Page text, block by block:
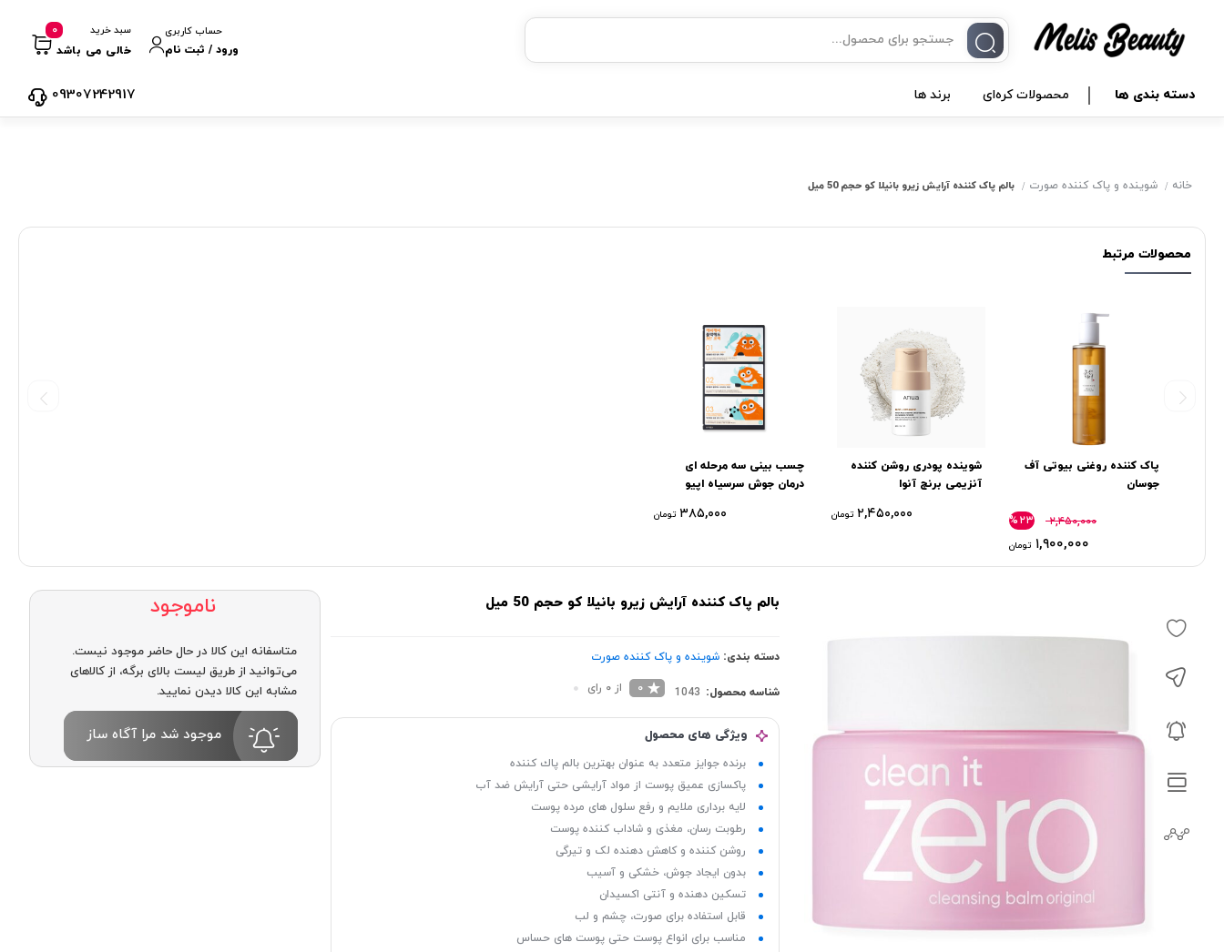
بدون ضامن، بدون سود
حساب کاربری
ورود / ثبت نام
سبد خرید
خالی می باشد
0
دسته بندی ها محصولات کره‌ای برند ها 09307242917
خانه شوینده و پاک‌ کننده صورت بالم پاک كننده آرایش زیرو بانیلا کو حجم 50 میل
محصولات مرتبط
پاک کننده روغنی بیوتی آف
جوسان
۲,۴۵۰,۰۰۰
۱,۹۰۰,۰۰۰ تومان
%۲۳
شوینده پودری روشن کننده
آنزیمی برنج آنوا
۲,۴۵۰,۰۰۰ تومان
چسب بینی سه مرحله ای
درمان جوش سرسیاه اپیو
۳۸۵,۰۰۰ تومان
بالم پاک كننده آرایش زیرو بانیلا کو حجم 50 میل
دسته بندی: شوینده و پاک‌ کننده صورت
شناسه محصول: 1043
0 از 0 رای
ویژگی های محصول
برنده جوايز متعدد به عنوان بهترين بالم پاك كننده
پاکسازی عمیق پوست از مواد آرایشی حتی آرایش ضد آب
لایه برداری ملایم و رفع سلول های مرده پوست
رطوبت رسان، مغذی و شاداب کننده پوست
روشن کننده و کاهش دهنده لک و تیرگی
بدون ایجاد جوش، خشکی و آسیب
تسکین دهنده و آنتی اکسیدان
قابل استفاده برای صورت، چشم و لب
مناسب برای انواع پوست حتی پوست های حساس
ناموجود
متاسفانه این کالا در حال حاضر موجود نیست.
می‌توانید از طریق لیست بالای برگه، از کالاهای
مشابه این کالا دیدن نمایید.
موجود شد مرا آگاه ساز